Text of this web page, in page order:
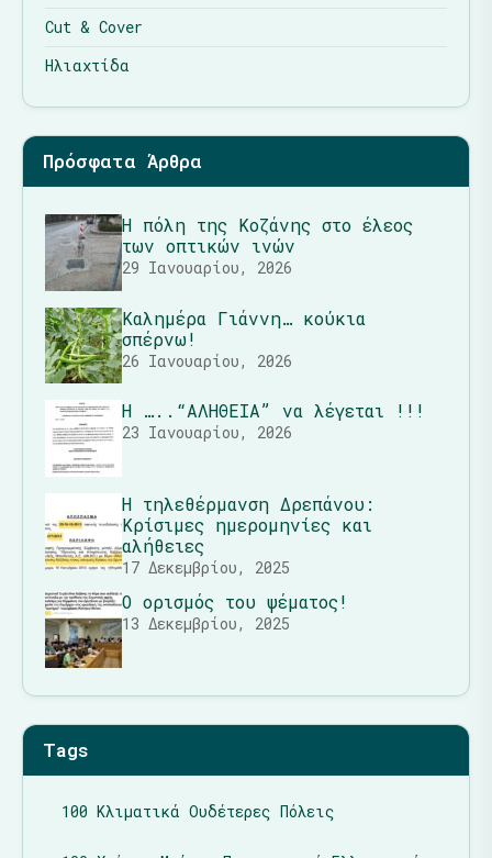
Cut & Cover
Ηλιαχτίδα
Πρόσφατα Άρθρα
Η πόλη της Κοζάνης στο έλεος
των οπτικών ινών
29 Ιανουαρίου, 2026
Καλημέρα Γιάννη… κούκια
σπέρνω!
26 Ιανουαρίου, 2026
Η …..“ΑΛΗΘΕΙΑ” να λέγεται !!!
23 Ιανουαρίου, 2026
Η τηλεθέρμανση Δρεπάνου:
Κρίσιμες ημερομηνίες και
αλήθειες
17 Δεκεμβρίου, 2025
Ο ορισμός του ψέματος!
13 Δεκεμβρίου, 2025
Tags
100 Κλιματικά Ουδέτερες Πόλεις